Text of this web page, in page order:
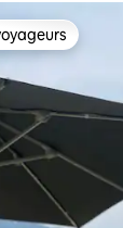
parmi les